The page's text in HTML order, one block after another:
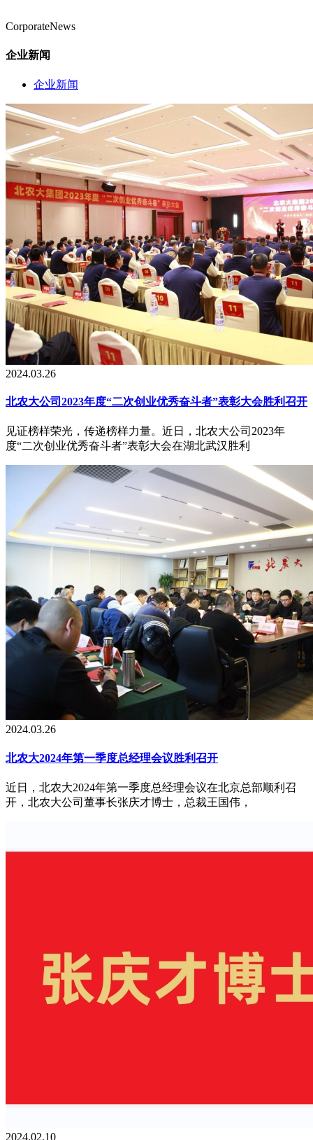
CorporateNews
企业新闻
企业新闻
2024.03.26
北农大公司2023年度“二次创业优秀奋斗者”表彰大会胜利召开
见证榜样荣光，传递榜样力量。近日，北农大公司2023年
度“二次创业优秀奋斗者”表彰大会在湖北武汉胜利
2024.03.26
北农大2024年第一季度总经理会议胜利召开
近日，北农大2024年第一季度总经理会议在北京总部顺利召
开，北农大公司董事长张庆才博士，总裁王国伟，
2024.02.10